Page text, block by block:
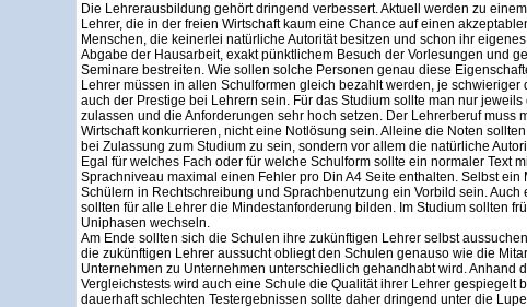
Die Lehrerausbildung gehört dringend verbessert. Aktuell werden zu
Lehrer, die in der freien Wirtschaft kaum eine Chance auf einen
Menschen, die keinerlei natürliche Autorität besitzen und schon ihr
Abgabe der Hausarbeit, exakt pünktlichem Besuch der Vorlesungen und
Seminare bestreiten. Wie sollen solche Personen genau diese
Lehrer müssen in allen Schulformen gleich bezahlt werden, je schwieriger
auch der Prestige bei Lehrern sein. Für das Studium sollte man nur
zulassen und die Anforderungen sehr hoch setzen. Der Lehrerberuf muss
Wirtschaft konkurrieren, nicht eine Notlösung sein. Alleine die Noten
bei Zulassung zum Studium zu sein, sondern vor allem die natürliche
Egal für welches Fach oder für welche Schulform sollte ein normaler Text
Sprachniveau maximal einen Fehler pro Din A4 Seite enthalten. Selbst ein
Schülern in Rechtschreibung und Sprachbenutzung ein Vorbild sein.
sollten für alle Lehrer die Mindestanforderung bilden. Im Studium sollten
Uniphasen wechseln.
Am Ende sollten sich die Schulen ihre zukünftigen Lehrer selbst
die zukünftigen Lehrer aussucht obliegt den Schulen genauso wie die
Unternehmen zu Unternehmen unterschiedlich gehandhabt wird. Anhand
Vergleichstests wird auch eine Schule die Qualität ihrer Lehrer gespiegelt
dauerhaft schlechten Testergebnissen sollte daher dringend unter die